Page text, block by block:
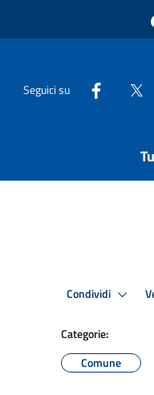
Seguici su
Condividi
Categorie:
Comune